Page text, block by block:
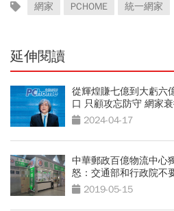
網家 PCHOME 統一網家
延伸閱讀
從輝煌賺七億到大虧六
口 只顧攻忘防守 網家
2024-04-17
中華郵政百億物流中
怒：交通部和行政院不
2019-05-15